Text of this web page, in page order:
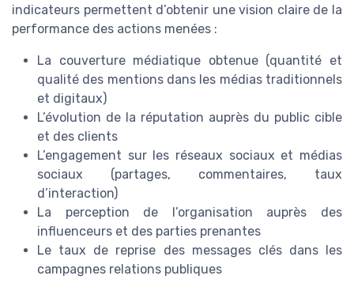
indicateurs permettent d’obtenir une vision claire de la
performance des actions menées :
La couverture médiatique obtenue (quantité et
qualité des mentions dans les médias traditionnels
et digitaux)
L’évolution de la réputation auprès du public cible
et des clients
L’engagement sur les réseaux sociaux et médias
sociaux (partages, commentaires, taux
d’interaction)
La perception de l’organisation auprès des
influenceurs et des parties prenantes
Le taux de reprise des messages clés dans les
campagnes relations publiques